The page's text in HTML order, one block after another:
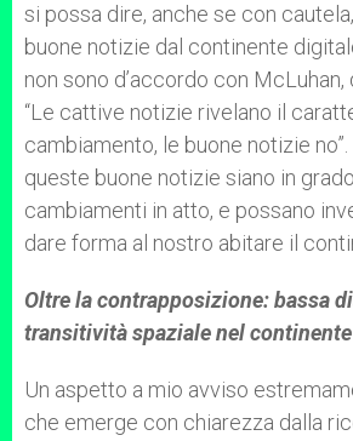
si possa dire, anche se con
buone notizie dal continente
non sono d’accordo con
“Le cattive notizie rivelano il
cambiamento, le buone notizie
queste buone notizie siano in
cambiamenti in atto, e possano
dare forma al nostro abitare il
Oltre la contrapposizione: bassa
transitività spaziale nel
Un aspetto a mio avviso
che emerge con chiarezza dalla